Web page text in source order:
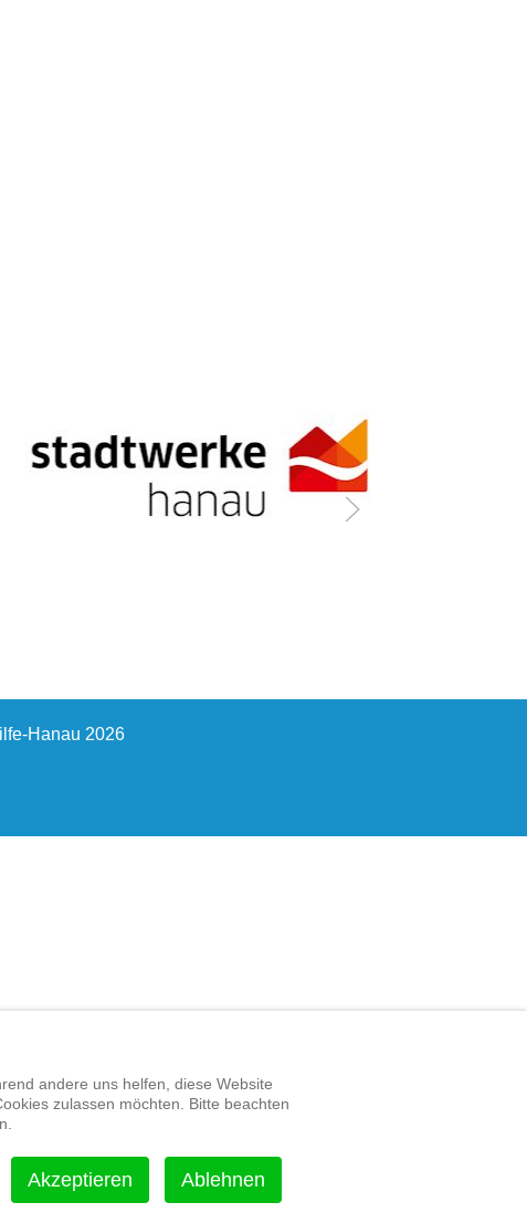
Hanau 2026
andere uns helfen, diese Website
zulassen möchten. Bitte beachten
Akzeptieren Ablehnen